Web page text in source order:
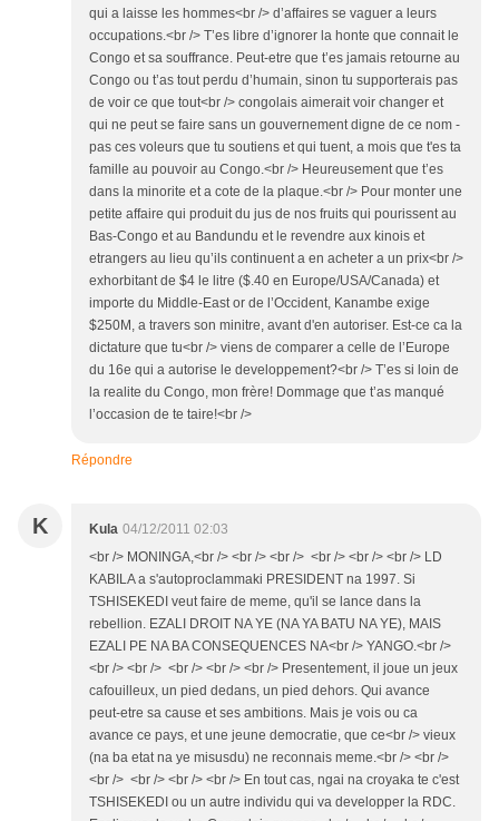
qui a laisse les hommes<br /> d’affaires se vaguer a leurs
occupations.<br /> T’es libre d’ignorer la honte que connait le
Congo et sa souffrance. Peut-etre que t’es jamais retourne au
Congo ou t’as tout perdu d’humain, sinon tu supporterais pas
de voir ce que tout<br /> congolais aimerait voir changer et
qui ne peut se faire sans un gouvernement digne de ce nom -
pas ces voleurs que tu soutiens et qui tuent, a mois que t'es ta
famille au pouvoir au Congo.<br /> Heureusement que t’es
dans la minorite et a cote de la plaque.<br /> Pour monter une
petite affaire qui produit du jus de nos fruits qui pourissent au
Bas-Congo et au Bandundu et le revendre aux kinois et
etrangers au lieu qu’ils continuent a en acheter a un prix<br />
exhorbitant de $4 le litre ($.40 en Europe/USA/Canada) et
importe du Middle-East or de l’Occident, Kanambe exige
$250M, a travers son minitre, avant d'en autoriser. Est-ce ca la
dictature que tu<br /> viens de comparer a celle de l’Europe
du 16e qui a autorise le developpement?<br /> T’es si loin de
la realite du Congo, mon frère! Dommage que t’as manqué
l’occasion de te taire!<br />
Répondre
K Kula 04/12/2011 02:03
<br /> MONINGA,<br /> <br /> <br /> <br /> <br /> <br /> LD
KABILA a s'autoproclammaki PRESIDENT na 1997. Si
TSHISEKEDI veut faire de meme, qu'il se lance dans la
rebellion. EZALI DROIT NA YE (NA YA BATU NA YE), MAIS
EZALI PE NA BA CONSEQUENCES NA<br /> YANGO.<br />
<br /> <br /> <br /> <br /> <br /> Presentement, il joue un jeux
cafouilleux, un pied dedans, un pied dehors. Qui avance
peut-etre sa cause et ses ambitions. Mais je vois ou ca
avance ce pays, et une jeune democratie, que ce<br /> vieux
(na ba etat na ye misusdu) ne reconnais meme.<br /> <br />
<br /> <br /> <br /> <br /> En tout cas, ngai na croyaka te c'est
TSHISEKEDI ou un autre individu qui va developper la RDC.